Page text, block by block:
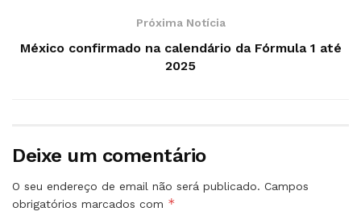
Próxima Notícia
México confirmado na calendário da Fórmula 1 até
2025
Deixe um comentário
O seu endereço de email não será publicado. Campos
obrigatórios marcados com *